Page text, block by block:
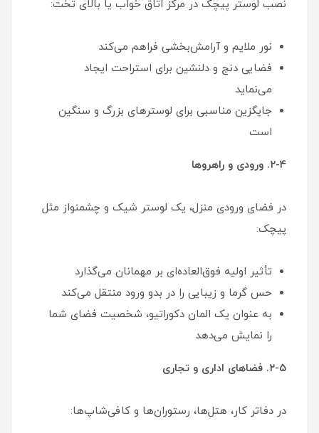
نصب لوستر پیچک در مرکز اتاق خواب یا بالای تخت:
نور ملایم و آرامش‌بخشی فراهم می‌کند
فضایی دنج و دلنشین برای استراحت ایجاد
می‌نماید
جایگزین مناسبی برای لوسترهای بزرگ و سنگین
است
۲-۴. ورودی و راهروها
در فضای ورودی منزل، یک لوستر شیک و چشمنواز مثل
پیچک:
تأثیر اولیه فوق‌العاده‌ای بر مهمانان می‌گذارد
حس گرما و زیبایی را در بدو ورود منتقل می‌کند
به عنوان یک المان دکوراتیو، شخصیت فضای شما
را نمایش می‌دهد
۲-۵. فضاهای اداری و تجاری
در دفاتر کار، هتل‌ها، رستوران‌ها و کافی‌شاپ‌ها: